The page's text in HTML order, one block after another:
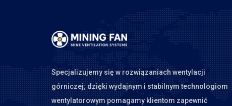
Specjalizujemy się w rozwiązaniach wentylacji
górniczej; dzięki wydajnym i stabilnym technologiom
wentylatorowym pomagamy klientom zapewnić